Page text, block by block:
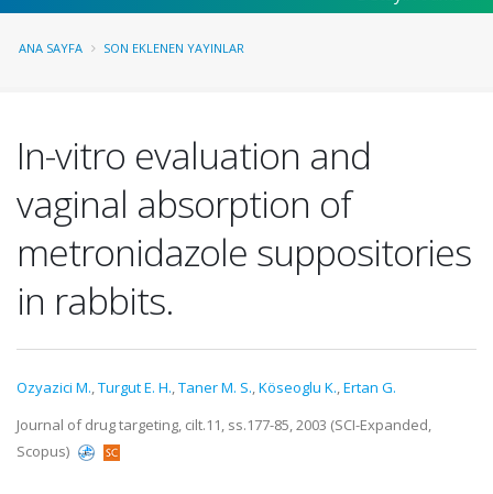
ANA SAYFA SON EKLENEN YAYINLAR
In-vitro evaluation and
vaginal absorption of
metronidazole suppositories
in rabbits.
Ozyazici M.,Turgut E. H.,Taner M. S.,Köseoglu K.,Ertan G.
Journal of drug targeting, cilt.11, ss.177-85, 2003 (SCI-Expanded,
Scopus)